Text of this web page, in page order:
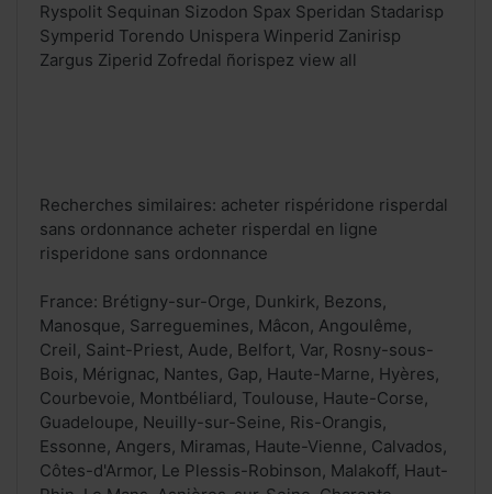
Ryspolit Sequinan Sizodon Spax Speridan Stadarisp
Symperid Torendo Unispera Winperid Zanirisp
Zargus Ziperid Zofredal ñorispez view all
Recherches similaires: acheter rispéridone risperdal
sans ordonnance acheter risperdal en ligne
risperidone sans ordonnance
France: Brétigny-sur-Orge, Dunkirk, Bezons,
Manosque, Sarreguemines, Mâcon, Angoulême,
Creil, Saint-Priest, Aude, Belfort, Var, Rosny-sous-
Bois, Mérignac, Nantes, Gap, Haute-Marne, Hyères,
Courbevoie, Montbéliard, Toulouse, Haute-Corse,
Guadeloupe, Neuilly-sur-Seine, Ris-Orangis,
Essonne, Angers, Miramas, Haute-Vienne, Calvados,
Côtes-d'Armor, Le Plessis-Robinson, Malakoff, Haut-